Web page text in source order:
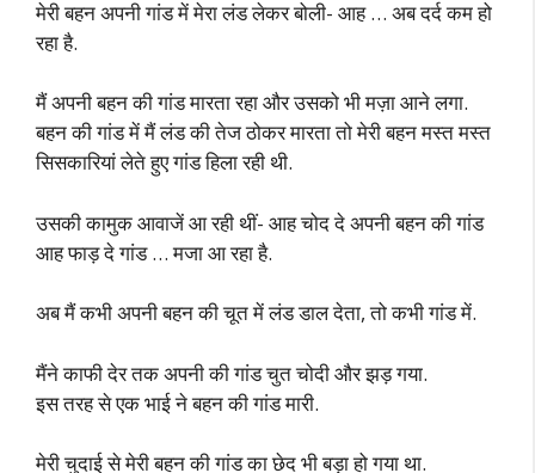
मेरी बहन अपनी गांड में मेरा लंड लेकर बोली- आह … अब दर्द कम हो
रहा है.
मैं अपनी बहन की गांड मारता रहा और उसको भी मज़ा आने लगा.
बहन की गांड में मैं लंड की तेज ठोकर मारता तो मेरी बहन मस्त मस्त
सिसकारियां लेते हुए गांड हिला रही थी.
उसकी कामुक आवाजें आ रही थीं- आह चोद दे अपनी बहन की गांड
आह फाड़ दे गांड … मजा आ रहा है.
अब मैं कभी अपनी बहन की चूत में लंड डाल देता, तो कभी गांड में.
मैंने काफी देर तक अपनी की गांड चुत चोदी और झड़ गया.
इस तरह से एक भाई ने बहन की गांड मारी.
मेरी चुदाई से मेरी बहन की गांड का छेद भी बड़ा हो गया था.